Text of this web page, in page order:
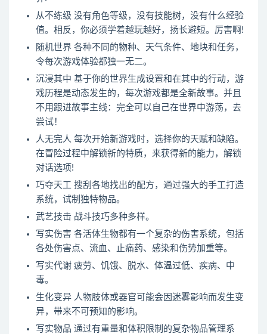
从不练级 没有角色等级，没有技能树，没有什么经验
值。相反，你必须学着越玩越好，扬长避短。厉害啊!
随机世界 各种不同的物种、天气条件、地块和任务，
令每次游戏体验都独一无二。
沉浸其中 基于你的世界生成设置和在其中的行动，游
戏历程是动态发生的，每次游戏都是全新故事。并且
不用跟进故事主线：完全可以自己在世界中游荡，去
尝试！
人无完人 每次开始新游戏时，选择你的天赋和缺陷。
在冒险过程中解锁新的特质，来获得新的能力，解锁
对话选项!
巧夺天工 搜刮各地找出的配方，通过强大的手工打造
系统，试制独特物品。
武艺技击 战斗技巧多种多样。
写实伤害 各活体生物都有一个复杂的伤害系统，包括
各处伤害点、流血、止痛药、感染和伤势加重等。
写实代谢 疲劳、饥饿、脱水、体温过低、疾病、中
毒。
生化变异 人物肢体或器官可能会因迷雾影响而发生变
异，带来不可预知的影响。
写实物品 通过有重量和体积限制的复杂物品管理系